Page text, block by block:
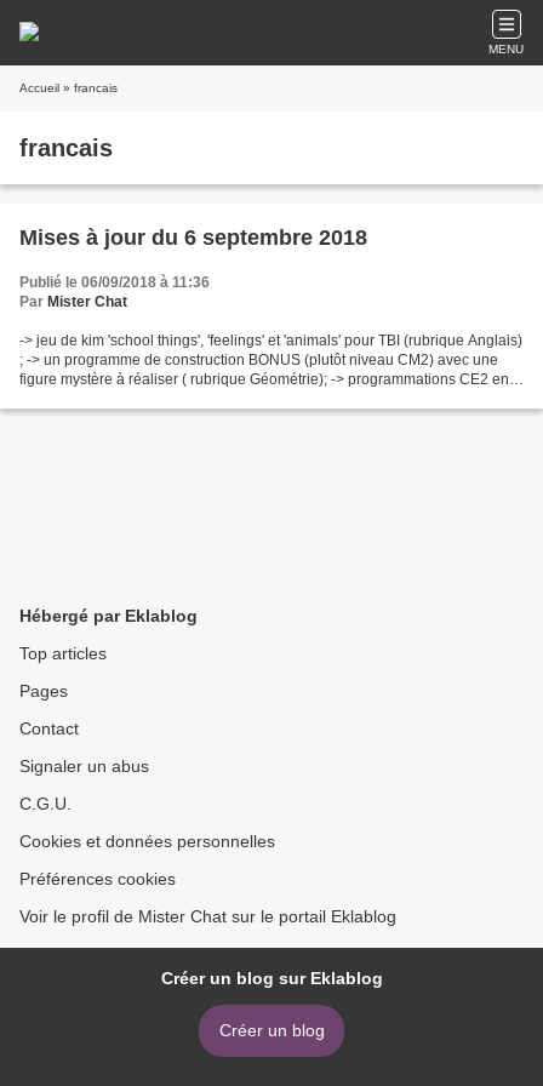
MENU
Accueil » francais
francais
Mises à jour du 6 septembre 2018
Publié le 06/09/2018 à 11:36
Par Mister Chat
-> jeu de kim 'school things', 'feelings' et 'animals' pour TBI (rubrique Anglais)
; -> un programme de construction BONUS (plutôt niveau CM2) avec une
figure mystère à réaliser ( rubrique Géométrie); -> programmations CE2 en
Hébergé par Eklablog
Top articles
Pages
Contact
Signaler un abus
C.G.U.
Cookies et données personnelles
Préférences cookies
Voir le profil de Mister Chat sur le portail Eklablog
Créer un blog sur Eklablog
Créer un blog